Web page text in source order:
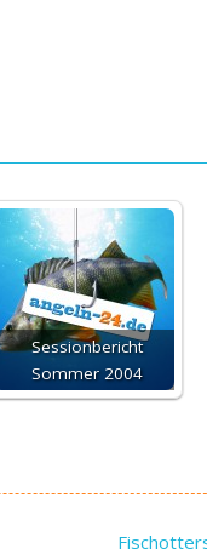
Sessionbericht
Sommer 2004